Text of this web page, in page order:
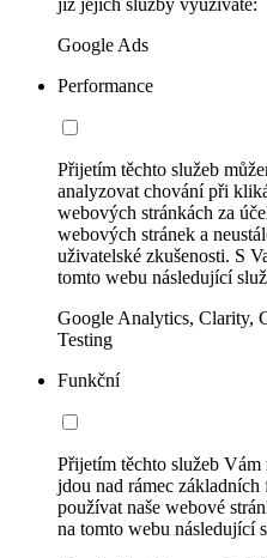
již jejich služby využíváte:
Google Ads
Performance
Přijetím těchto služeb
analyzovat chování při
webových stránkách za
webových stránek a
uživatelské zkušenosti. S
tomto webu následující
Google Analytics, Clarity,
Testing
Funkční
Přijetím těchto služeb
jdou nad rámec
používat naše webové
na tomto webu následující